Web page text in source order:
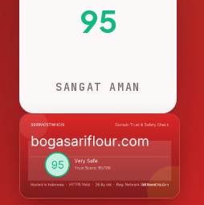
95
SANGAT AMAN